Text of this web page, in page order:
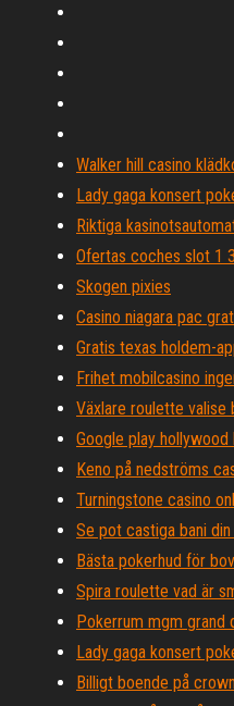
Walker hill casino
Lady gaga konsert
Riktiga
Ofertas coches slot 1
Skogen pixies
Casino niagara pac
Gratis texas holdem-
Frihet mobilcasino
Växlare roulette valise
Google play hollywood
Keno på nedströms
Turningstone casino
Se pot castiga bani
Bästa pokerhud för
Spira roulette vad är
Pokerrum mgm grand
Lady gaga konsert
Billigt boende på